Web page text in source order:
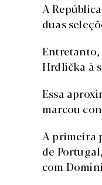
A
duas
Entretanto,
Hrdlička à
Essa
marcou
A primeira
de
com